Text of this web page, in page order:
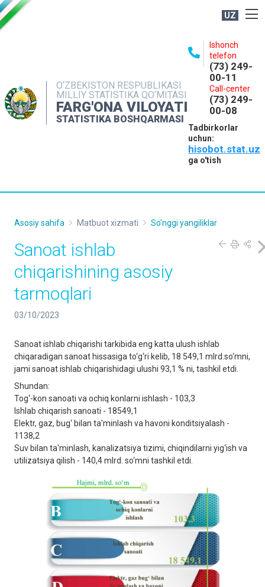
UZ
O‘ZBEKISTON RESPUBLIKASI
MILLIY STATISTIKA QO‘MITASI
FARG'ONA VILOYATI
STATISTIKA BOSHQARMASI
Ishonch
telefon
(73) 249-
00-11
Call-center
(73) 249-
00-08
Tadbirkorlar
uchun:
hisobot.stat.uz
ga o'tish
NASHRLAR
INTERAKTIV XIZMATLAR
MATBUOT XIZMATI
Asosiy sahifa Matbuot xizmati So'nggi yangiliklar
Sanoat ishlab
chiqarishining asosiy
tarmoqlari
03/10/2023
Sanoat ishlab chiqarishi tarkibida eng katta ulush ishlab
chiqaradigan sanoat hissasiga to‘g‘ri kelib, 18 549,1 mlrd.so‘mni,
jami sanoat ishlab chiqarishidagi ulushi 93,1 % ni, tashkil etdi.
Shundan:
Tog‘-kon sanoati va ochiq konlarni ishlash - 103,3
Ishlab chiqarish sanoati - 18549,1
Elektr, gaz, bug‘ bilan ta'minlash va havoni konditsiyalash -
1138,2
Suv bilan ta'minlash, kanalizatsiya tizimi, chiqindilarni yig‘ish va
utilizatsiya qilish - 140,4 mlrd. so‘mni tashkil etdi.